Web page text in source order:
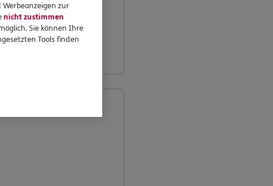
Jetzt
informieren
zur
nicht zustimmen
Sie können Ihre
Tools finden